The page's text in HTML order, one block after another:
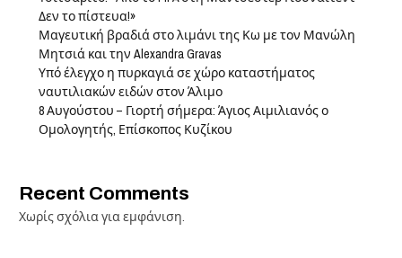
Δεν το πίστευα!»
Μαγευτική βραδιά στο λιμάνι της Κω με τον Μανώλη
Μητσιά και την Alexandra Gravas
Υπό έλεγχο η πυρκαγιά σε χώρο καταστήματος
ναυτιλιακών ειδών στον Άλιμο
8 Αυγούστου – Γιορτή σήμερα: Άγιος Αιμιλιανός ο
Ομολογητής, Επίσκοπος Κυζίκου
Recent Comments
Χωρίς σχόλια για εμφάνιση.